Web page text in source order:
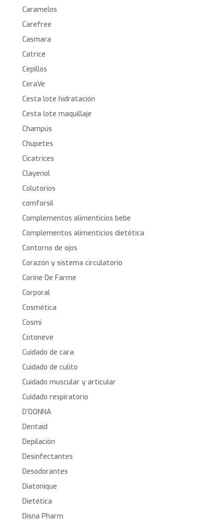
Caramelos
Carefree
Casmara
Catrice
Cepillos
CeraVe
Cesta lote hidratación
Cesta lote maquillaje
Champús
Chupetes
Cicatrices
Clayenol
Colutorios
comforsil
Complementos alimenticios bebe
Complementos alimenticios dietética
Contorno de ojos
Corazón y sistema circulatorio
Corine De Farme
Corporal
Cosmética
Cosmi
Cotoneve
Cuidado de cara
Cuidado de culito
Cuidado muscular y articular
Cuidado respiratorio
D’DONNA
Dentaid
Depilación
Desinfectantes
Desodorantes
Diatonique
Dietética
Disna Pharm